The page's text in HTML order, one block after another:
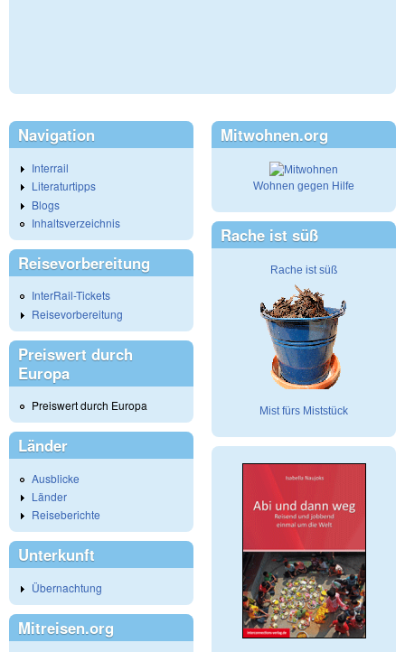
Navigation
Interrail
Literaturtipps
Blogs
Inhaltsverzeichnis
Reisevorbereitung
InterRail-Tickets
Reisevorbereitung
Preiswert durch
Europa
Preiswert durch Europa
Länder
Ausblicke
Länder
Reiseberichte
Unterkunft
Übernachtung
Mitreisen.org
Mitwohnen.org
Wohnen gegen Hilfe
Rache ist süß
Rache ist süß
Mist fürs Miststück